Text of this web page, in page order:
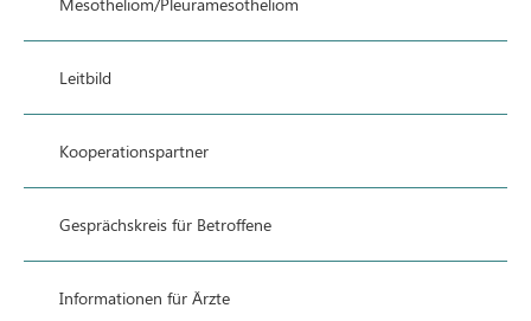
Leitbild
Kooperationspartner
Gesprächskreis für Betroffene
Informationen für Ärzte